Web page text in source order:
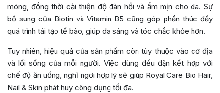
móng, đồng thời cải thiện độ đàn hồi và ẩm mịn cho da. Sự
bổ sung của Biotin và Vitamin B5 cũng góp phần thúc đẩy
quá trình tái tạo tế bào, giúp da sáng và tóc chắc khỏe hơn.
Tuy nhiên, hiệu quả của sản phẩm còn tùy thuộc vào cơ địa
và lối sống của mỗi người. Việc dùng đều đặn kết hợp với
chế độ ăn uống, nghỉ ngơi hợp lý sẽ giúp Royal Care Bio Hair,
Nail & Skin phát huy công dụng tối đa.